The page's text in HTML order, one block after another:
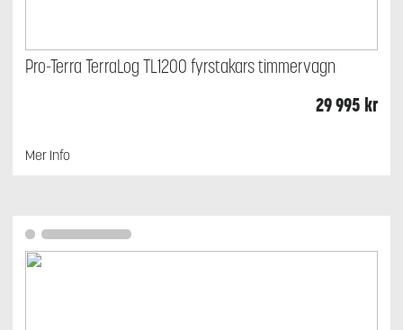
Pro-Terra TerraLog TL1200 fyrstakars timmervagn
29 995 kr
Mer Info